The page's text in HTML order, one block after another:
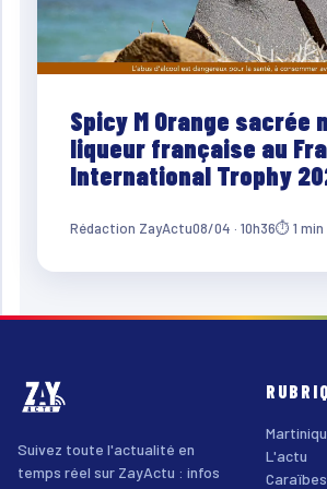
Spicy M Orange sacrée
liqueur française au
International Trophy
Rédaction ZayActu08/04 · 10h36⏱ 1 min
Suivez toute l'actualité en
temps réel sur ZayActu : infos
L'actu
Caraïbes